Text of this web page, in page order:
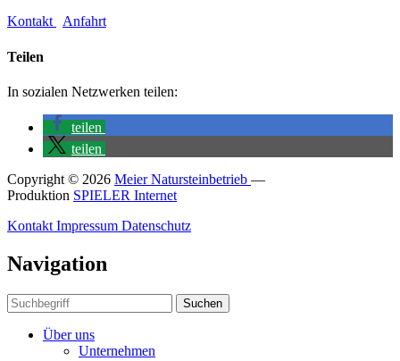
Kontakt
Anfahrt
Teilen
In sozialen Netzwerken teilen:
teilen
teilen
Copyright © 2026 Meier Natursteinbetrieb —
Produktion SPIELER Internet
Kontakt Impressum Datenschutz
Navigation
Suchen
Über uns
Unternehmen